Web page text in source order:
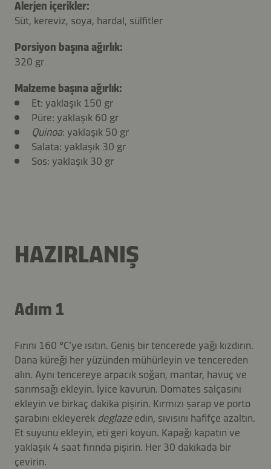
Alerjen içerikler:
Süt, kereviz, soya, hardal, sülfitler
Porsiyon başına ağırlık:
320 gr
Malzeme başına ağırlık:
Et: yaklaşık 150 gr
Püre: yaklaşık 60 gr
Quinoa: yaklaşık 50 gr
Salata: yaklaşık 30 gr
Sos: yaklaşık 30 gr
HAZIRLANIŞ
Adım 1
Fırını 160 °C’ye ısıtın. Geniş bir tencerede yağı kızdırın.
Dana küreği her yüzünden mühürleyin ve tencereden
alın. Aynı tencereye arpacık soğan, mantar, havuç ve
sarımsağı ekleyin. İyice kavurun. Domates salçasını
ekleyin ve birkaç dakika pişirin. Kırmızı şarap ve porto
şarabını ekleyerek deglazeedin, sıvısını hafifçe azaltın.
Et suyunu ekleyin, eti geri koyun. Kapağı kapatın ve
yaklaşık 4 saat fırında pişirin. Her 30 dakikada bir
çevirin.